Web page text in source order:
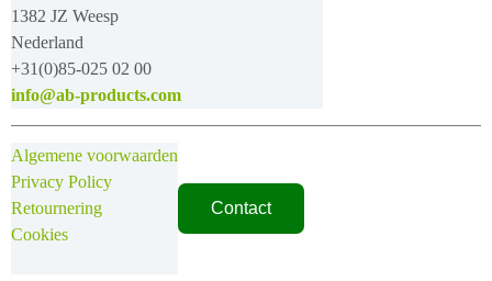
1382 JZ Weesp
Nederland
+31(0)85-025 02 00
info@ab-products.com
Algemene voorwaarden
Privacy Policy
Retournering
Cookies
Contact